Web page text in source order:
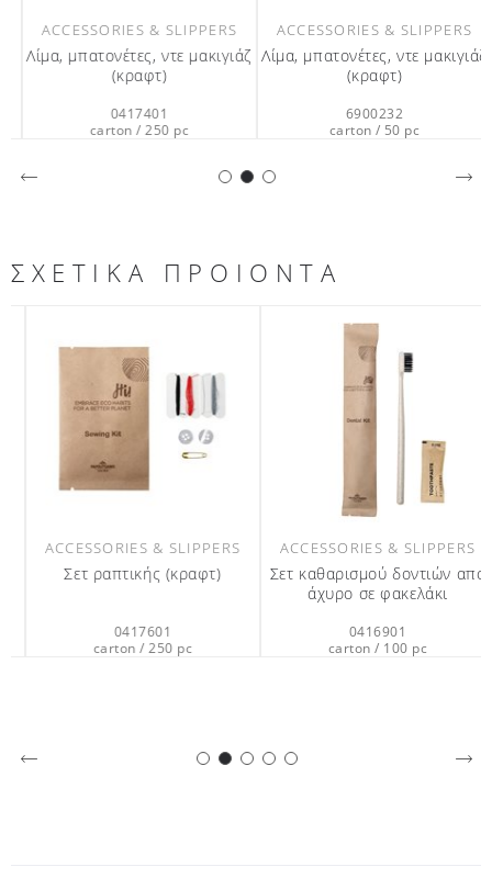
ACCESSORIES & SLIPPERS
Λίμα, μπατονέτες, ντε μακιγιάζ
(κραφτ)
0417401
carton / 250 pc
ACCESSORIES & SLIPPERS
Λίμα, μπατονέτες, ντε μακιγιάζ
(κραφτ)
6900232
carton / 50 pc
ΣΧΕΤΙΚΑ ΠΡΟΙΟΝΤΑ
ACCESSORIES & SLIPPERS
Σετ ραπτικής (κραφτ)
0417601
carton / 250 pc
ACCESSORIES & SLIPPERS
Σετ καθαρισμού δοντιών απο
άχυρο σε φακελάκι
0416901
carton / 100 pc